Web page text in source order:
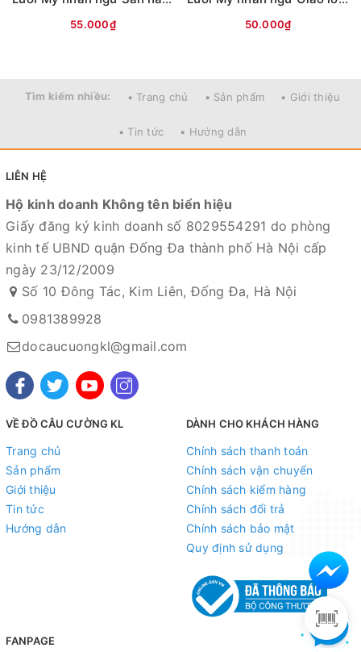
55.000₫ 50.000₫
Tìm kiếm nhiều: • Trang chủ • Sản phẩm • Giới thiệu
• Tin tức • Hướng dẫn
LIÊN HỆ
Hộ kinh doanh Không tên biển hiệu
Giấy đăng ký kinh doanh số 8029554291 do phòng
kinh tế UBND quận Đống Đa thành phố Hà Nội cấp
ngày 23/12/2009
Số 10 Đông Tác, Kim Liên, Đống Đa, Hà Nội
0981389928
docaucuongkl@gmail.com
VỀ ĐỒ CÂU CƯỜNG KL
Trang chủ
Sản phẩm
Giới thiệu
Tin tức
Hướng dẫn
DÀNH CHO KHÁCH HÀNG
Chính sách thanh toán
Chính sách vận chuyển
Chính sách kiểm hàng
Chính sách đổi trả
Chính sách bảo mật
Quy định sử dụng
FANPAGE